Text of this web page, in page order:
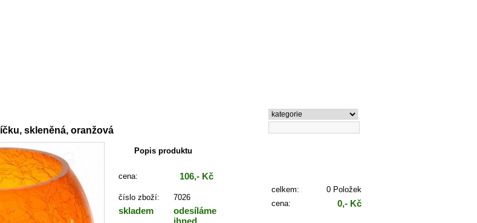
skleněná, oranžová
Popis produktu
cena: 106,- Kč
číslo zboží: 7026
skladem
odesíláme
ihned
celkem:
0 Položek
cena:
0,- Kč